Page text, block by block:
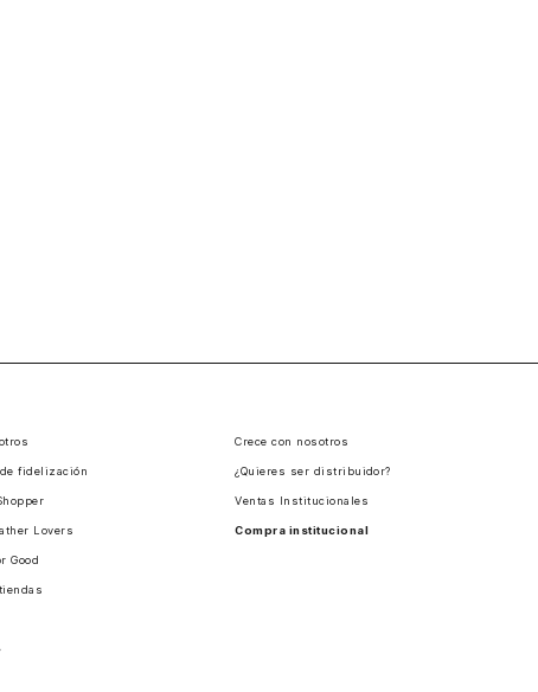
fidelización
Lovers
Good
Crece con nosotros
¿Quieres ser distribuidor?
Ventas Institucionales
Compra institucional